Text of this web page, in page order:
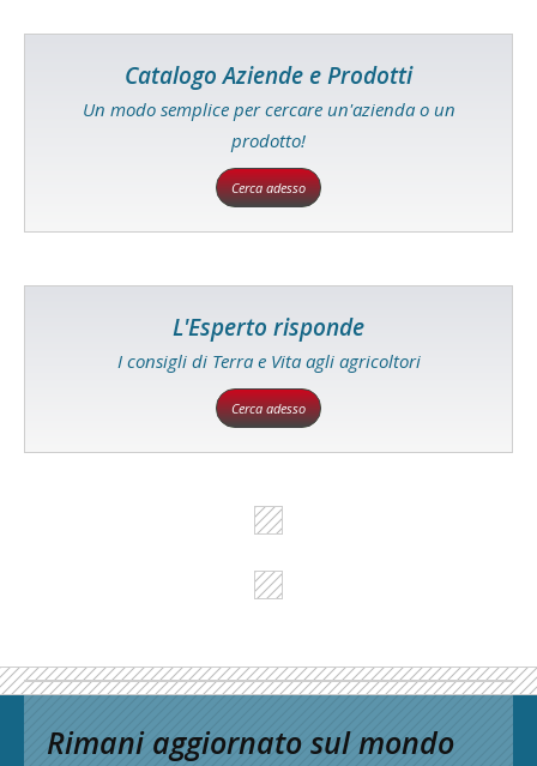
Catalogo Aziende e Prodotti
Un modo semplice per cercare un'azienda o un
prodotto!
Cerca adesso
L'Esperto risponde
I consigli di Terra e Vita agli agricoltori
Cerca adesso
Rimani aggiornato sul mondo